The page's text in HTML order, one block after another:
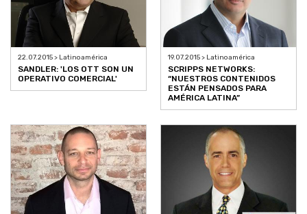
22.07.2015 > Latinoamérica
SANDLER: 'LOS OTT SON UN
OPERATIVO COMERCIAL'
19.07.2015 > Latinoamérica
SCRIPPS NETWORKS:
“NUESTROS CONTENIDOS
ESTÁN PENSADOS PARA
AMÉRICA LATINA”